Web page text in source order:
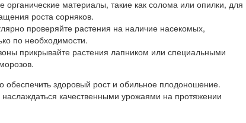
органические материалы, такие как солома или опилки, для
роста сорняков.
проверяйте растения на наличие насекомых,
по необходимости.
прикрывайте растения лапником или специальными
здоровый рост и обильное плодоношение.
качественными урожаями на протяжении